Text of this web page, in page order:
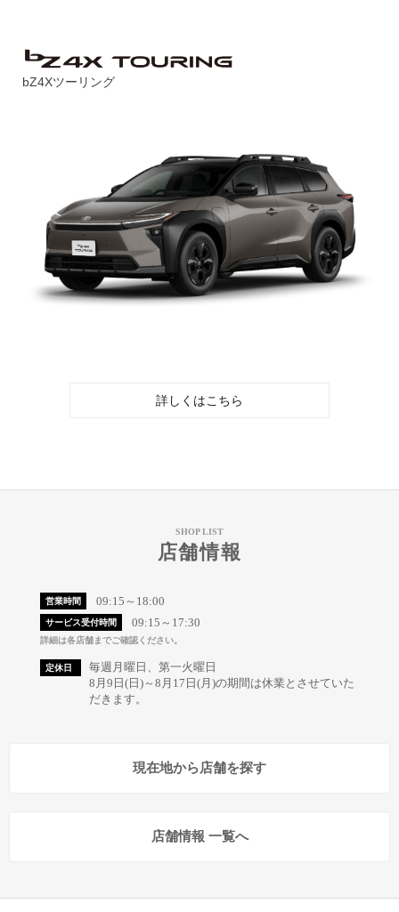
bZ4Xツーリング
詳しくはこちら
SHOP LIST
店舗情報
営業時間 09:15～18:00
サービス受付時間 09:15～17:30
詳細は各店舗までご確認ください。
定休日
毎週月曜日、第一火曜日
8月9日(日)～8月17日(月)の期間は休業とさせていた
だきます。
現在地から店舗を探す
店舗情報 一覧へ